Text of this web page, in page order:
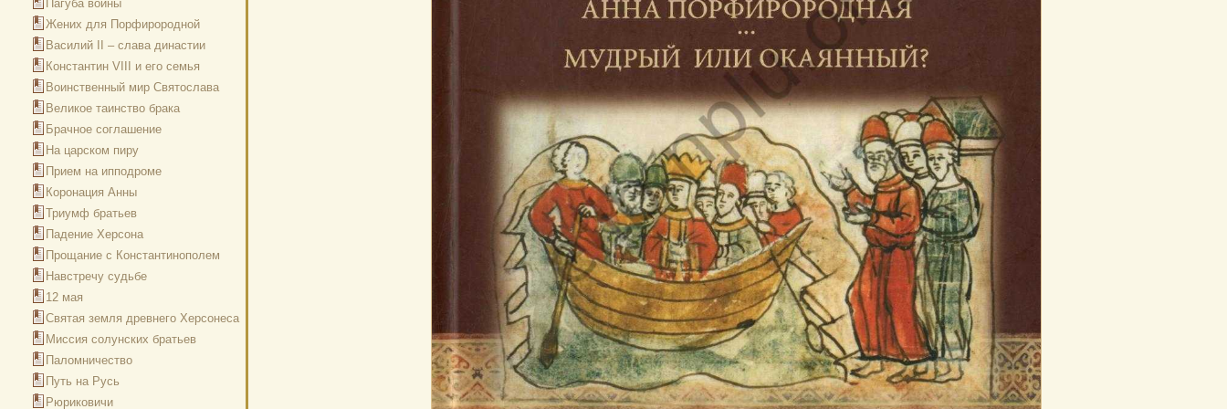
Пагуба войны
Жених для Порфирородной
Василий II – слава династии
Константин VIII и его семья
Воинственный мир Святослава
Великое таинство брака
Брачное соглашение
На царском пиру
Прием на ипподроме
Коронация Анны
Триумф братьев
Падение Херсона
Прощание с Константинополем
Навстречу судьбе
12 мая
Святая земля древнего Херсонеса
Миссия солунских братьев
Паломничество
Путь на Русь
Рюриковичи